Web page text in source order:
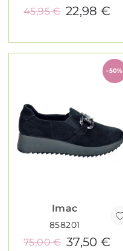
22,98 €
45,95 €
-50%
Imac
858201
37,50 €
75,00 €